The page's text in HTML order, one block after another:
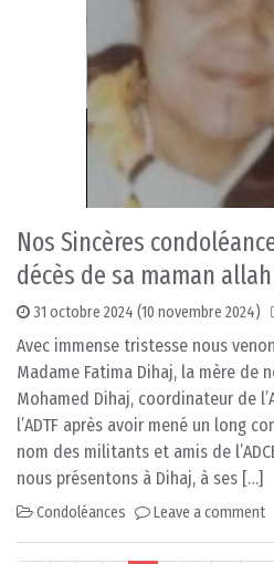
Nos Sincères
décès de sa maman
31 octobre 2024 (10 novembre 2024)
Avec immense tristesse nous
Madame Fatima Dihaj, la mère de
Mohamed Dihaj, coordinateur de
l’ADTF après avoir mené un long
nom des militants et amis de
nous présentons à Dihaj, à ses […]
Condoléances Leave a comment